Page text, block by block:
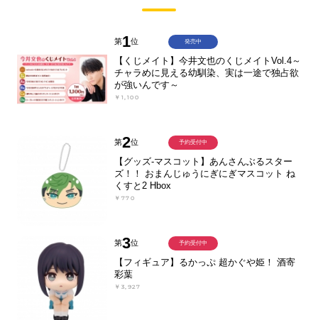
第1位
【くじメイト】今井文也のくじメイトVol.4～
チャラめに見える幼馴染、実は一途で独占欲
が強いんです～
￥1,100
発売中
第2位
【グッズ-マスコット】あんさんぶるスター
ズ！！ おまんじゅうにぎにぎマスコット ね
くすと2 Hbox
￥770
予約受付中
第3位
【フィギュア】るかっぷ 超かぐや姫！ 酒寄
彩葉
￥3,927
予約受付中